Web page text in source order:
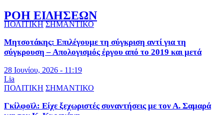
ΡΟΗ ΕΙΔΗΣΕΩΝ
ΠΟΛΙΤΙΚΗ ΣΗΜΑΝΤΙΚΟ
Μητσοτάκης: Επιλέγουμε τη σύγκριση αντί για τη
σύγκρουση – Απολογισμός έργου από το 2019 και μετά
28 Ιουνίου, 2026 - 11:19
Lia
ΠΟΛΙΤΙΚΗ ΣΗΜΑΝΤΙΚΟ
Γκίλφοϊλ: Είχε ξεχωριστές συναντήσεις με τον Α. Σαμαρά